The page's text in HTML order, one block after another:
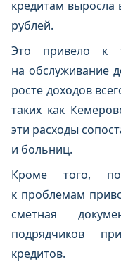
кредитам выросла
рублей.
Это привело к
на обслуживание
росте доходов
таких как
эти расходы
и больниц.
Кроме того,
к проблемам
сметная
подрядчиков
кредитов.